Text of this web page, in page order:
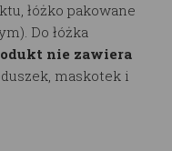
łóżko pakowane
Do łóżka
nie zawiera
maskotek i